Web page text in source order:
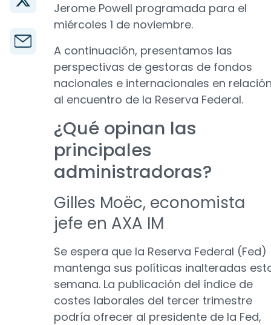
Jerome Powell programada para el
miércoles 1 de noviembre.
A continuación, presentamos las
perspectivas de gestoras de fondos
nacionales e internacionales en
al encuentro de la Reserva Federal.
¿Qué opinan las
principales
administradoras?
Gilles Moëc, economista
jefe en AXA IM
Se espera que la Reserva Federal (Fed)
mantenga sus políticas inalteradas
semana. La publicación del índice de
costes laborales del tercer trimestre
podría ofrecer al presidente de la Fed,